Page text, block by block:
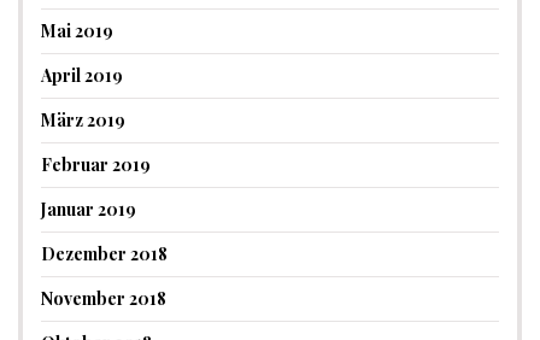
Mai 2019
April 2019
März 2019
Februar 2019
Januar 2019
Dezember 2018
November 2018